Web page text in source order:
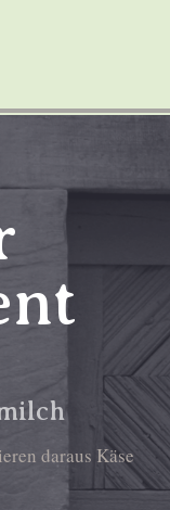
daraus Käse